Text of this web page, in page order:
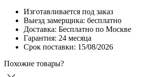
Изготавливается под заказ
Выезд замерщика: бесплатно
Доставка: Бесплатно по Москве
Гарантия: 24 месяца
Срок поставки: 15/08/2026
Похожие товары?